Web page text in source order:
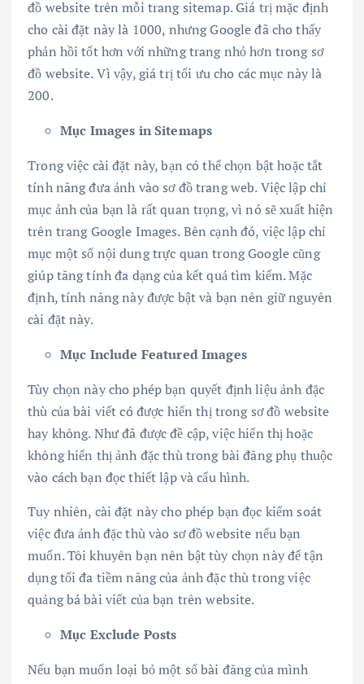
đồ website trên mỗi trang sitemap. Giá trị mặc định
cho cài đặt này là 1000, nhưng Google đã cho thấy
phản hồi tốt hơn với những trang nhỏ hơn trong sơ
đồ website. Vì vậy, giá trị tối ưu cho các mục này là
200.
Mục Images in Sitemaps
Trong việc cài đặt này, bạn có thể chọn bật hoặc tắt
tính năng đưa ảnh vào sơ đồ trang web. Việc lập chỉ
mục ảnh của bạn là rất quan trọng, vì nó sẽ xuất hiện
trên trang Google Images. Bên cạnh đó, việc lập chỉ
mục một số nội dung trực quan trong Google cũng
giúp tăng tính đa dạng của kết quả tìm kiếm. Mặc
định, tính năng này được bật và bạn nên giữ nguyên
cài đặt này.
Mục Include Featured Images
Tùy chọn này cho phép bạn quyết định liệu ảnh đặc
thù của bài viết có được hiển thị trong sơ đồ website
hay không. Như đã được đề cập, việc hiển thị hoặc
không hiển thị ảnh đặc thù trong bài đăng phụ thuộc
vào cách bạn đọc thiết lập và cấu hình.
Tuy nhiên, cài đặt này cho phép bạn đọc kiểm soát
việc đưa ảnh đặc thù vào sơ đồ website nếu bạn
muốn. Tôi khuyên bạn nên bật tùy chọn này để tận
dụng tối đa tiềm năng của ảnh đặc thù trong việc
quảng bá bài viết của bạn trên website.
Mục Exclude Posts
Nếu bạn muốn loại bỏ một số bài đăng của mình